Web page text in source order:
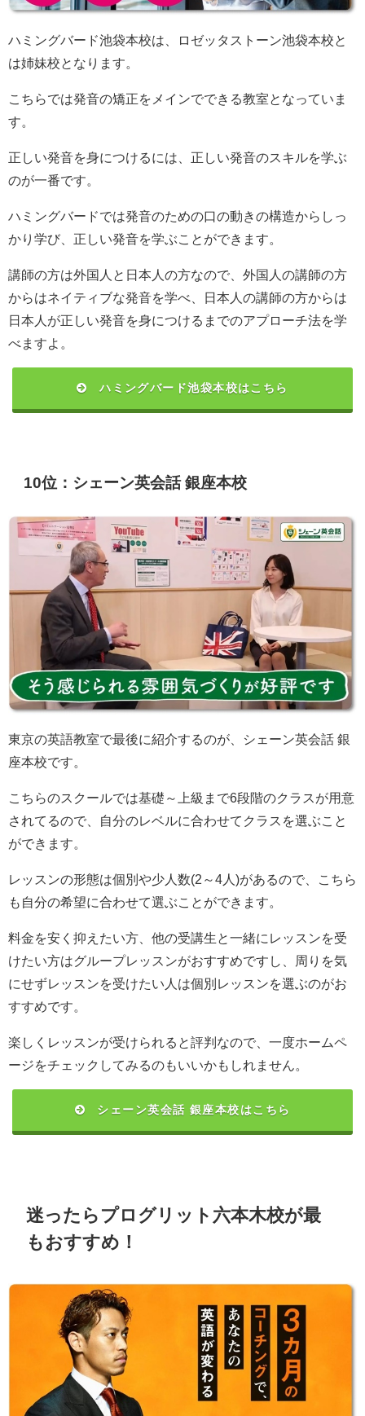
ハミングバード池袋本校は、ロゼッタストーン池袋本校と
は姉妹校となります。
こちらでは発音の矯正をメインでできる教室となっていま
す。
正しい発音を身につけるには、正しい発音のスキルを学ぶ
のが一番です。
ハミングバードでは発音のための口の動きの構造からしっ
かり学び、正しい発音を学ぶことができます。
講師の方は外国人と日本人の方なので、外国人の講師の方
からはネイティブな発音を学べ、日本人の講師の方からは
日本人が正しい発音を身につけるまでのアプローチ法を学
べますよ。
ハミングバード池袋本校はこちら
10位：シェーン英会話 銀座本校
東京の英語教室で最後に紹介するのが、シェーン英会話 銀
座本校です。
こちらのスクールでは基礎～上級まで6段階のクラスが用意
されてるので、自分のレベルに合わせてクラスを選ぶこと
ができます。
レッスンの形態は個別や少人数(2～4人)があるので、こちら
も自分の希望に合わせて選ぶことができます。
料金を安く抑えたい方、他の受講生と一緒にレッスンを受
けたい方はグループレッスンがおすすめですし、周りを気
にせずレッスンを受けたい人は個別レッスンを選ぶのがお
すすめです。
楽しくレッスンが受けられると評判なので、一度ホームペ
ージをチェックしてみるのもいいかもしれません。
シェーン英会話 銀座本校はこちら
迷ったらプログリット六本木校が最
もおすすめ！